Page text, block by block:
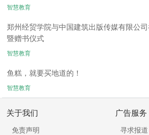
智慧教育
郑州经贸学院与中国建筑出版传媒有限公
暨赠书仪式
智慧教育
鱼糕，就要买地道的！
智慧教育
关于我们
免责声明
广告服务
寻求报道